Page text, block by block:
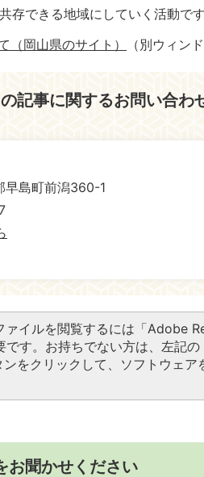
存できる地域にしていく活動です
（岡山県のサイト）
（別ウィン
記事に関するお問い合わ
早島町前潟360-1
ァイルを閲覧するには「Adobe
です。お持ちでない方は、左記
をクリックして、ソフトウェ
お聞かせください